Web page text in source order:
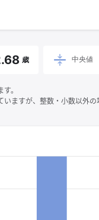
歳 中央値
。
ますが、整数・小数以外